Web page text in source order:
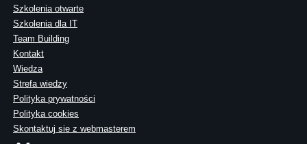
Szkolenia otwarte
Szkolenia dla IT
Team Building
Kontakt
Wiedza
Strefa wiedzy
Polityka prywatności
Polityka cookies
Skontaktuj sie z webmasterem